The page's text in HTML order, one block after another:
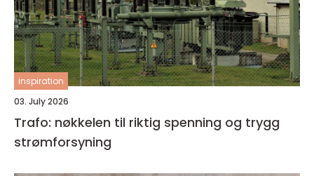
inspiration
03. July 2026
Trafo: nøkkelen til riktig spenning og trygg
strømforsyning